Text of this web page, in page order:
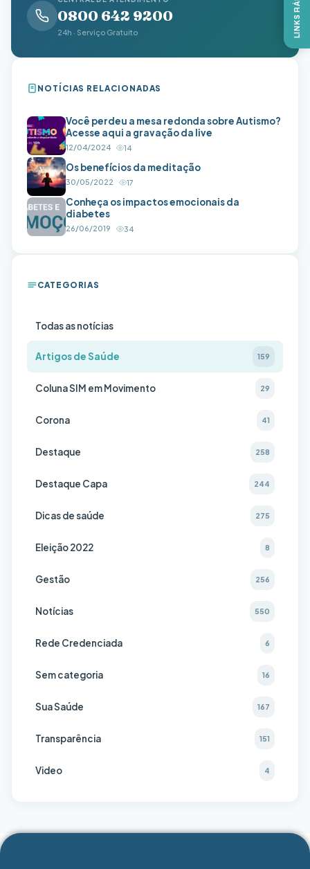
0800 642 9200
24h · Serviço Gratuito
NOTÍCIAS RELACIONADAS
Você perdeu a mesa redonda sobre Autismo?
Acesse aqui a gravação da live
12/04/2024 14
Os benefícios da meditação
30/05/2022 17
Conheça os impactos emocionais da
diabetes
26/06/2019 34
CATEGORIAS
Todas as notícias
Artigos de Saúde 159
Coluna SIM em Movimento 29
Corona 41
Destaque 258
Destaque Capa 244
Dicas de saúde 275
Eleição 2022 8
Gestão 256
Notícias 550
Rede Credenciada 6
Sem categoria 16
Sua Saúde 167
Transparência 151
Video 4